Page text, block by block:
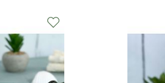
hinzufügen